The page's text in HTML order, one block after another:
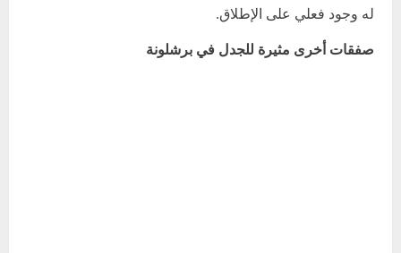
له وجود فعلي على الإطلاق.
صفقات أخرى مثيرة للجدل في برشلونة